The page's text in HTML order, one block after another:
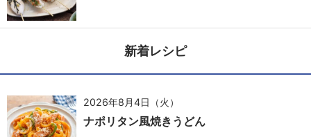
新着レシピ
2026年8月4日（火）
ナポリタン風焼きうどん